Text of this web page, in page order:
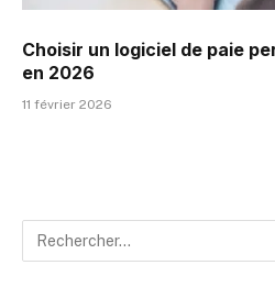
Choisir un logiciel de paie
en 2026
11 février 2026